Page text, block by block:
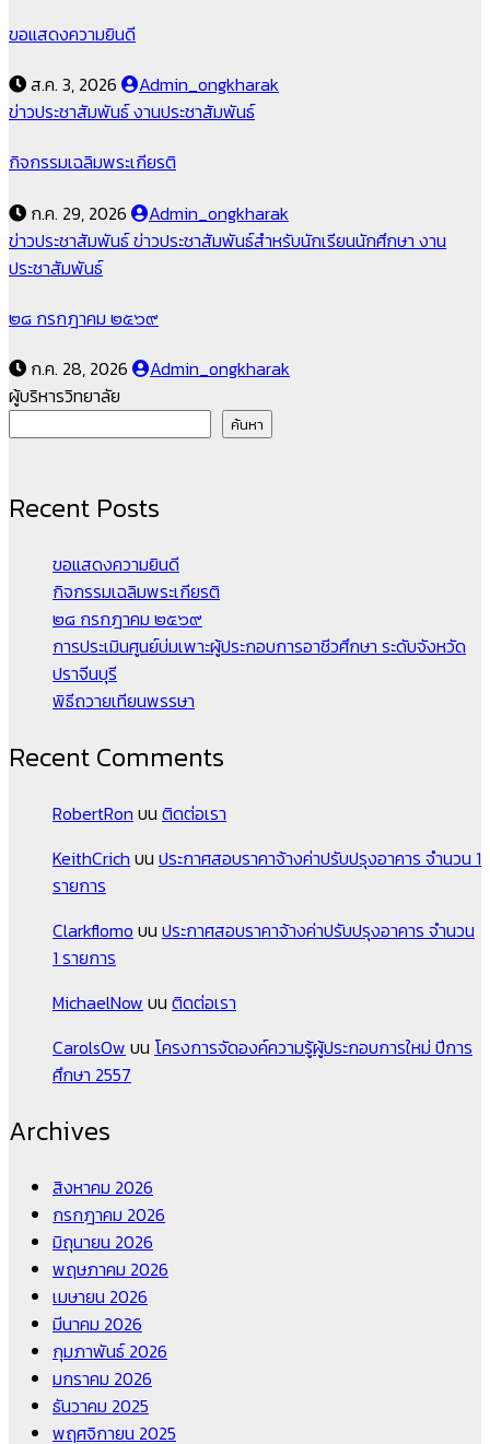
ขอแสดงความยินดี
ส.ค. 3, 2026
Admin_ongkharak
ข่าวประชาสัมพันธ์งานประชาสัมพันธ์
กิจกรรมเฉลิมพระเกียรติ
ก.ค. 29, 2026
Admin_ongkharak
ข่าวประชาสัมพันธ์ข่าวประชาสัมพันธ์สำหรับนักเรียนนักศึกษา งาน
ประชาสัมพันธ์
๒๘ กรกฎาคม ๒๕๖๙
ก.ค. 28, 2026
Admin_ongkharak
ผู้บริหารวิทยาลัย
ค้นหา
Recent Posts
ขอแสดงความยินดี
กิจกรรมเฉลิมพระเกียรติ
๒๘ กรกฎาคม ๒๕๖๙
การประเมินศูนย์บ่มเพาะผู้ประกอบการอาชีวศึกษา ระดับจังหวัด
ปราจีนบุรี
พิธีถวายเทียนพรรษา
Recent Comments
RobertRon บน ติดต่อเรา
KeithCrich บน ประกาศสอบราคาจ้างค่าปรับปรุงอาคาร จำนวน 1
รายการ
Clarkflomo บน ประกาศสอบราคาจ้างค่าปรับปรุงอาคาร จำนวน
1 รายการ
MichaelNow บน ติดต่อเรา
CarolsOw บน โครงการจัดองค์ความรู้ผู้ประกอบการใหม่ ปีการ
ศึกษา 2557
Archives
สิงหาคม 2026
กรกฎาคม 2026
มิถุนายน 2026
พฤษภาคม 2026
เมษายน 2026
มีนาคม 2026
กุมภาพันธ์ 2026
มกราคม 2026
ธันวาคม 2025
พฤศจิกายน 2025